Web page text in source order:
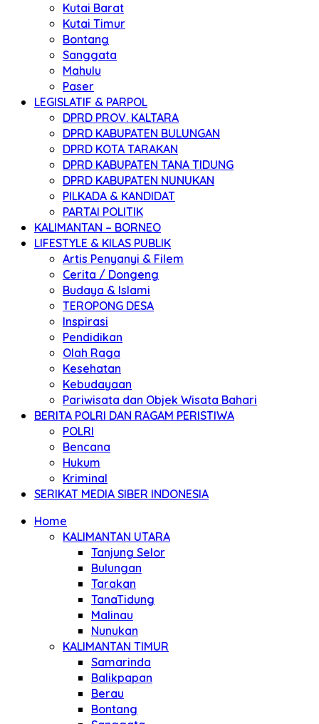
Kutai Barat
Kutai Timur
Bontang
Sanggata
Mahulu
Paser
LEGISLATIF & PARPOL
DPRD PROV. KALTARA
DPRD KABUPATEN BULUNGAN
DPRD KOTA TARAKAN
DPRD KABUPATEN TANA TIDUNG
DPRD KABUPATEN NUNUKAN
PILKADA & KANDIDAT
PARTAI POLITIK
KALIMANTAN – BORNEO
LIFESTYLE & KILAS PUBLIK
Artis Penyanyi & Filem
Cerita / Dongeng
Budaya & Islami
TEROPONG DESA
Inspirasi
Pendidikan
Olah Raga
Kesehatan
Kebudayaan
Pariwisata dan Objek Wisata Bahari
BERITA POLRI DAN RAGAM PERISTIWA
POLRI
Bencana
Hukum
Kriminal
SERIKAT MEDIA SIBER INDONESIA
Home
KALIMANTAN UTARA
Tanjung Selor
Bulungan
Tarakan
TanaTidung
Malinau
Nunukan
KALIMANTAN TIMUR
Samarinda
Balikpapan
Berau
Bontang